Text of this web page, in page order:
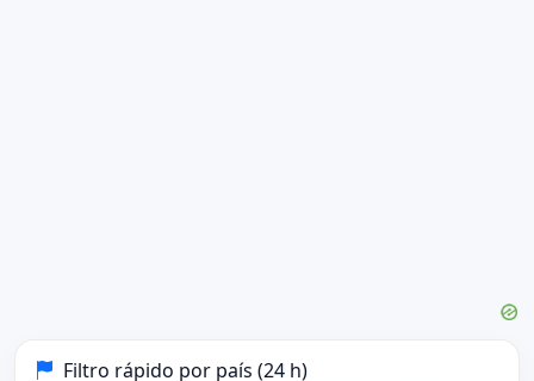
Filtro rápido por país (24 h)